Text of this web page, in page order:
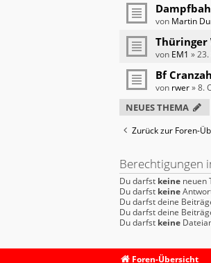
von Martin
Thüringer
von EM1 »23.
Bf
von rwer»8.
NEUES THEMA
Zurück zur Foren-
Berechtigungen
Du darfst keine neuen
Du darfst keine
Du darfst deine
Du darfst deine
Du darfst keine
Foren-Übersicht